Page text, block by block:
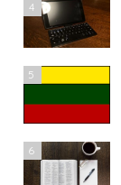
4
5
6